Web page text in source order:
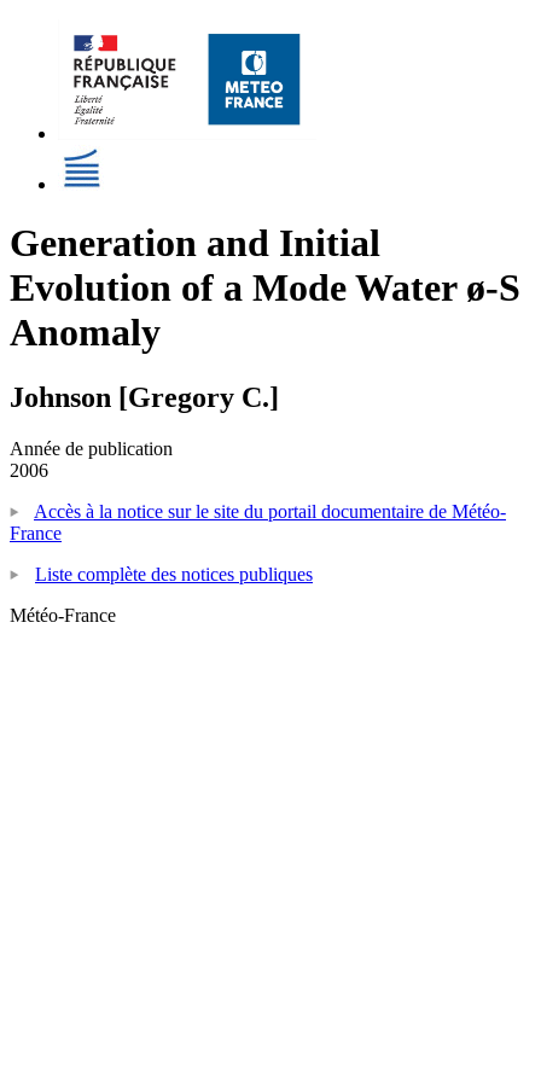
Generation and Initial
Evolution of a Mode Water ø-S
Anomaly
Johnson [Gregory C.]
Année de publication
2006
Accès à la notice sur le site du portail documentaire de Météo-
France
Liste complète des notices publiques
Météo-France